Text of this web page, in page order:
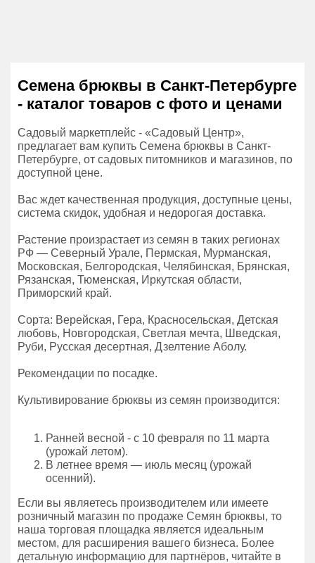
Семена брюквы в Санкт-Петербурге
- каталог товаров с фото и ценами
Садовый маркетплейс - «Садовый Центр»,
предлагает вам купить Семена брюквы в Санкт-
Петербурге, от садовых питомников и магазинов, по
доступной цене.
Вас ждет качественная продукция, доступные цены,
система скидок, удобная и недорогая доставка.
Растение произрастает из семян в таких регионах
РФ — Северный Урале, Пермская, Мурманская,
Московская, Белгородская, Челябинская, Брянская,
Рязанская, Тюменская, Иркутская области,
Приморский край.
Сорта: Верейская, Гера, Красносельская, Детская
любовь, Новгородская, Светлая мечта, Шведская,
Руби, Русская десертная, Дзелтение Аболу.
Рекомендации по посадке.
Культивирование брюквы из семян производится:
Ранней весной - с 10 февраля по 11 марта
(урожай летом).
В летнее время — июль месяц (урожай
осенний).
Если вы являетесь производителем или имеете
розничный магазин по продаже Семян брюквы, то
наша торговая площадка является идеальным
местом, для расширения вашего бизнеса. Более
детальную информацию для партнёров, читайте в